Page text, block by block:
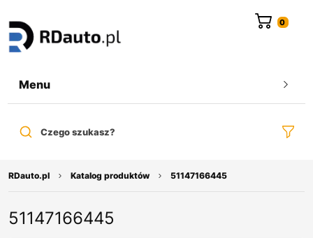
Menu
Czego szukasz?
RDauto.pl Katalog produktów 51147166445
51147166445